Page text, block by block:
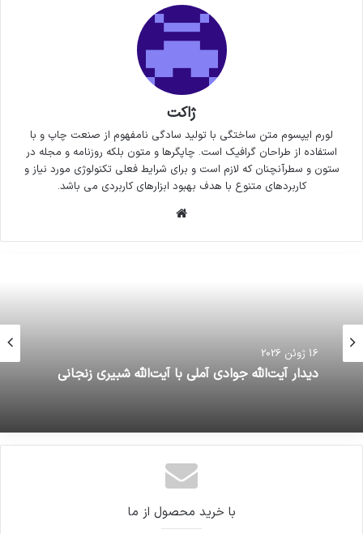
ژاکت
لورم ایپسوم متن ساختگی با تولید سادگی نامفهوم از صنعت چاپ و با
استفاده از طراحان گرافیک است. چاپگرها و متون بلکه روزنامه و مجله در
ستون و سطرآنچنان که لازم است و برای شرایط فعلی تکنولوژی مورد نیاز و
کاربردهای متنوع با هدف بهبود ابزارهای کاربردی می باشد.
16 ژوئن 2026
دیدار آیت‌الله جوادی آملی با آیت‌الله شبیری زنجانی
با خرید محصول از ما